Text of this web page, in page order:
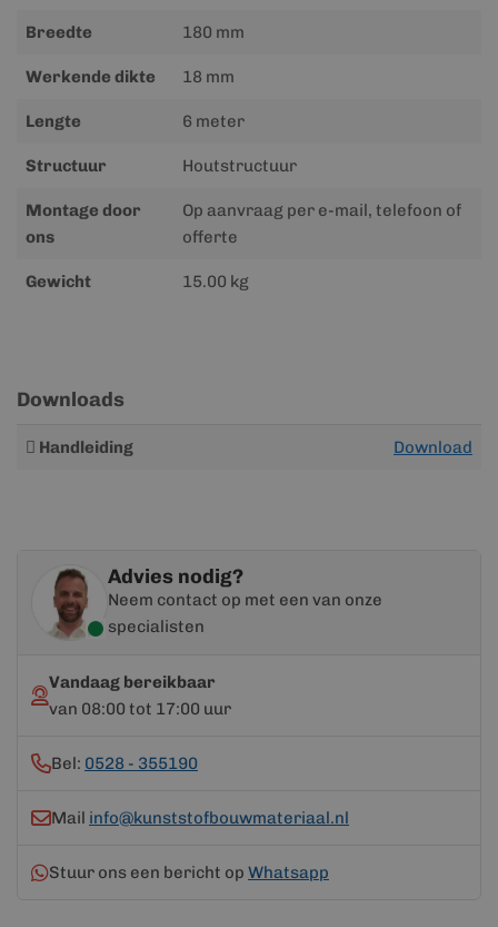
Breedte 180 mm
Werkende dikte 18 mm
Lengte 6 meter
Structuur Houtstructuur
Montage door
ons
Op aanvraag per e-mail, telefoon of
offerte
Gewicht 15.00 kg
Downloads
Meer
Handleiding Download
Advies nodig?
Neem contact op met een van onze
specialisten
Vandaag bereikbaar
van 08:00 tot 17:00 uur
Bel: 0528 - 355190
Mail info@kunststofbouwmateriaal.nl
Stuur ons een bericht op Whatsapp